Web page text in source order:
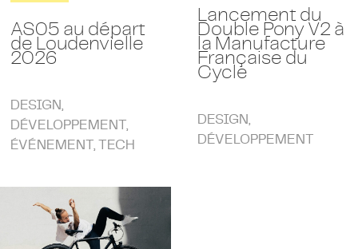
AS05 au départ
de Loudenvielle
2026
DESIGN,
DÉVELOPPEMENT,
ÉVÉNEMENT,TECH
Lancement du
Double Pony V2 à
la Manufacture
Française du
Cycle
DESIGN,
DÉVELOPPEMENT